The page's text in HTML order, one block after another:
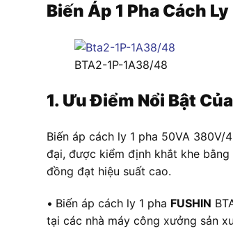
Biến Áp 1 Pha Cách
BTA2-1P-1A38/48
1. Ưu Điểm Nổi Bật
Biến áp cách ly 1 pha 50VA
đại, được kiểm định khắt khe
đồng đạt hiệu suất cao.
• Biến áp cách ly 1 pha FUSHIN
tại các nhà máy công xưởng sản